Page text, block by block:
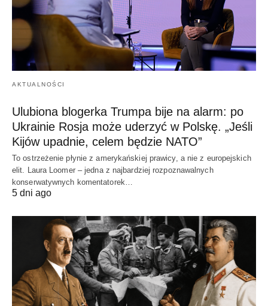
AKTUALNOŚCI
Ulubiona blogerka Trumpa bije na alarm: po
Ukrainie Rosja może uderzyć w Polskę. „Jeśli
Kijów upadnie, celem będzie NATO”
To ostrzeżenie płynie z amerykańskiej prawicy, a nie z europejskich
elit. Laura Loomer – jedna z najbardziej rozpoznawalnych
konserwatywnych komentatorek…
5 dni ago